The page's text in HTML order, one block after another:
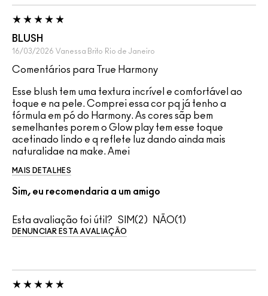
BLUSH
16/03/2026 Vanessa Brito Rio de Janeiro
Comentários para True Harmony
Esse blush tem uma textura incrível e comfortável ao
toque e na pele. Comprei essa cor pq já tenho a
fórmula em pó do Harmony. As cores sãp bem
semelhantes porem o Glow play tem esse toque
acetinado lindo e q reflete luz dando ainda mais
naturalidae na make. Amei
MAIS DETALHES
Sim, eu recomendaria a um amigo
Esta avaliação foi útil? 2 1
DENUNCIAR ESTA AVALIAÇÃO